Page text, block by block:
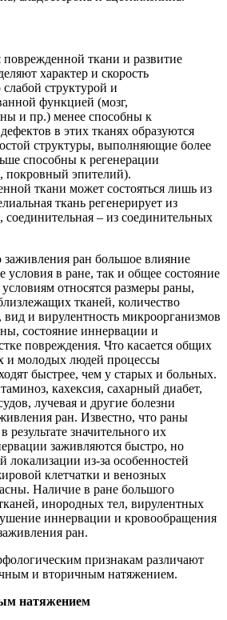
ткани и развитие
характер и скорость
структурой и
функцией (мозг,
и пр.) менее способны к
в этих тканях образуются
структуры, выполняющие более
способны к регенерации
покровный эпителий).
ткани может состояться лишь из
ткань регенерирует из
соединительная – из соединительных
заживления ран большое влияние
условия в ране, так и общее состояние
относятся размеры раны,
тканей, количество
вид и вирулентность микроорганизмов
состояние иннервации и
повреждения. Что касается общих
и молодых людей процессы
быстрее, чем у старых и больных.
кахексия, сахарный диабет,
лучевая и другие болезни
ран. Известно, что раны
результате значительного их
заживляются быстро, но
локализации из-за особенностей
клетчатки и венозных
Наличие в ране большого
инородных тел, вирулентных
иннервации и кровообращения
ран.
признакам различают
и вторичным натяжением.
натяжением